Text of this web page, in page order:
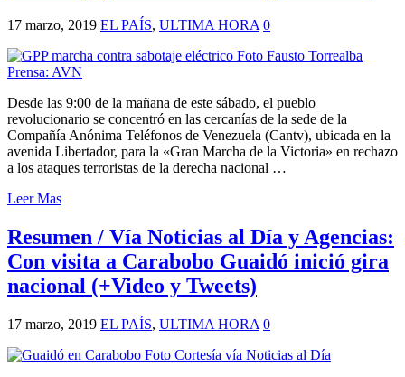
17 marzo, 2019 EL PAÍS, ULTIMA HORA 0
Desde las 9:00 de la mañana de este sábado, el pueblo
revolucionario se concentró en las cercanías de la sede de la
Compañía Anónima Teléfonos de Venezuela (Cantv), ubicada en la
avenida Libertador, para la «Gran Marcha de la Victoria» en rechazo
a los ataques terroristas de la derecha nacional …
Leer Mas
Resumen / Vía Noticias al Día y Agencias:
Con visita a Carabobo Guaidó inició gira
nacional (+Video y Tweets)
17 marzo, 2019 EL PAÍS, ULTIMA HORA 0